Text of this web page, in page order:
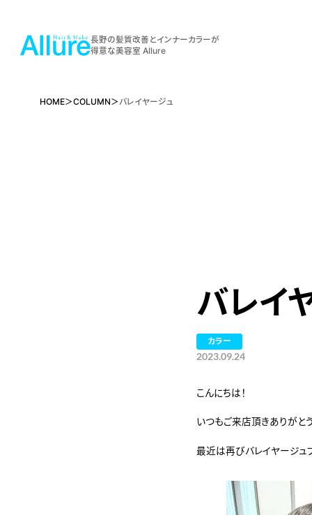
長野の髪質改善とインナーカラーが
得意な美容室 Allure
HOME COLUMN バレイヤージュ
バレイ
カラー
2023.09.24
こんにちは！
いつもご来店頂きありがと
最近は再びバレイヤージュ